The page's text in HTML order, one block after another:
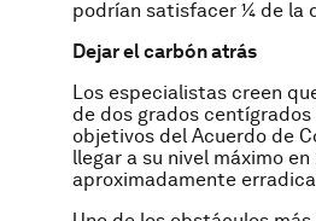
podrían satisfacer ¼ de la
Dejar el carbón atrás
Los especialistas creen
de dos grados
objetivos del Acuerdo de
llegar a su nivel máximo
aproximadamente